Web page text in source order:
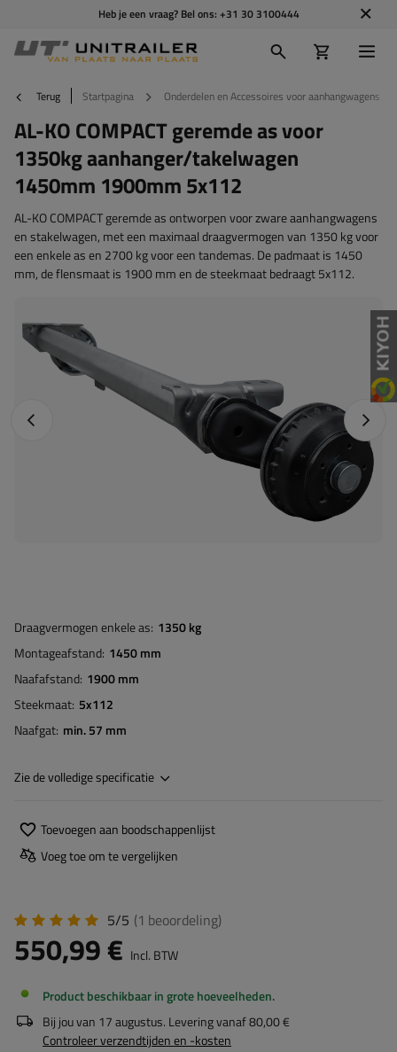
Heb je een vraag? Bel ons: +31 30 3100444
Terug Startpagina Onderdelen en Accessoires voor aanhangwagens
AL-KO COMPACT geremde as voor
1350kg aanhanger/takelwagen
1450mm 1900mm 5x112
AL-KO COMPACT geremde as ontworpen voor zware aanhangwagens
en stakelwagen, met een maximaal draagvermogen van 1350 kg voor
een enkele as en 2700 kg voor een tandemas. De padmaat is 1450
mm, de flensmaat is 1900 mm en de steekmaat bedraagt 5x112.
Vorige foto
Draagvermogen enkele as 1350 kg
Montageafstand 1450 mm
Naafafstand 1900 mm
Steekmaat 5x112
Naafgat min. 57 mm
Zie de volledige specificatie
Toevoegen aan boodschappenlijst
Voeg toe om te vergelijken
5/5 (1 beoordeling)
550,99 € Incl. BTW
Product beschikbaar in grote hoeveelheden
Bij jou van 17 augustus. Levering vanaf80,00 €
Controleer verzendtijden en -kosten